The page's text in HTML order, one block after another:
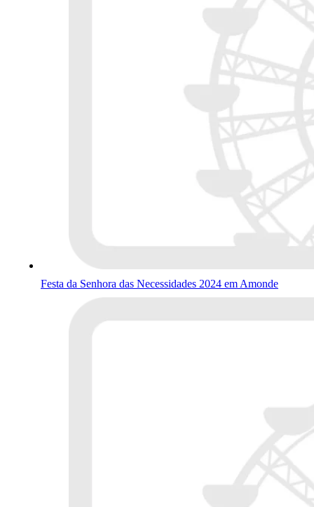
Festa da Senhora das Necessidades 2024 em Amonde